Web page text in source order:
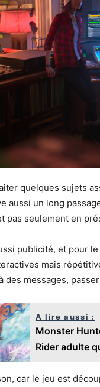
quelques sujets
aussi un long
pas seulement en
publicité, et pour
mais
des messages,
A lire aussi :
Monster
Rider adulte
car le jeu est